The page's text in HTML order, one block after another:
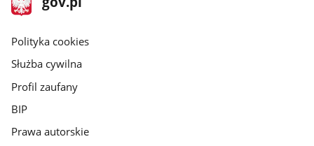
gov.pl
gov.pl
Polityka cookies
Służba cywilna
Profil zaufany
BIP
Prawa autorskie